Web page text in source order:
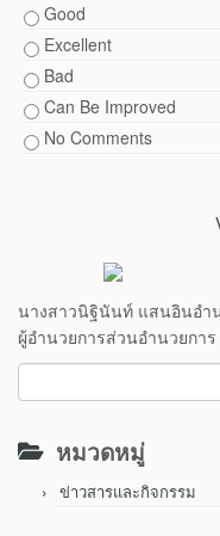
Good
Excellent
Bad
Can Be Improved
No Comments
นางสาวนิฐินันท์ แสนอินอำ
ผู้อำนวยการส่วนอำนวยการ
สำหรับ:
หมวดหมู่
ข่าวสารและกิจกรรม